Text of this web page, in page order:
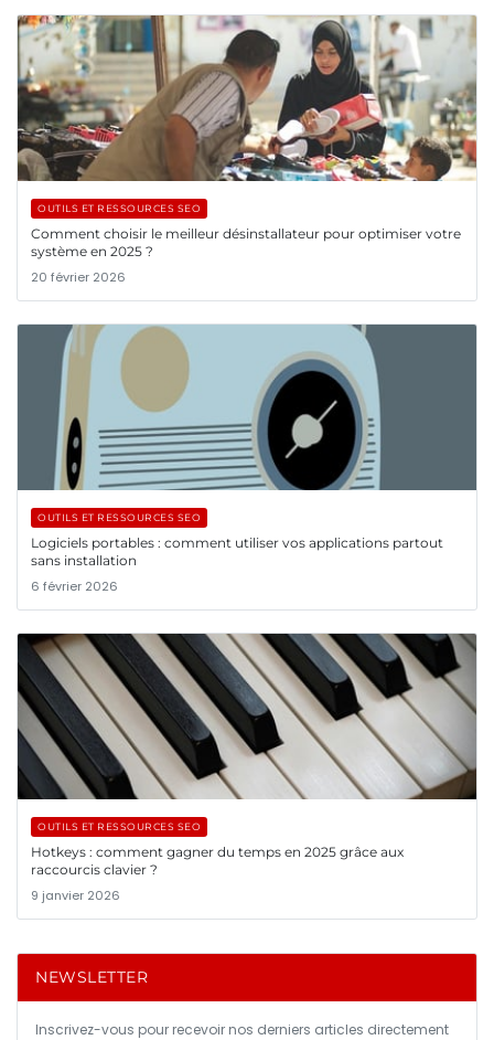
OUTILS ET RESSOURCES SEO
Comment choisir le meilleur désinstallateur pour optimiser votre
système en 2025 ?
20 février 2026
OUTILS ET RESSOURCES SEO
Logiciels portables : comment utiliser vos applications partout
sans installation
6 février 2026
OUTILS ET RESSOURCES SEO
Hotkeys : comment gagner du temps en 2025 grâce aux
raccourcis clavier ?
9 janvier 2026
NEWSLETTER
Inscrivez-vous pour recevoir nos derniers articles directement